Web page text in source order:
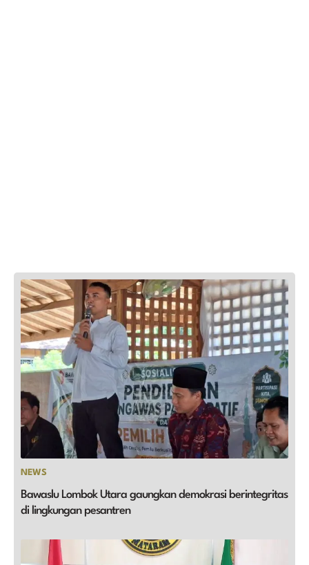
NEWS
Bawaslu Lombok Utara gaungkan demokrasi berintegritas
di lingkungan pesantren